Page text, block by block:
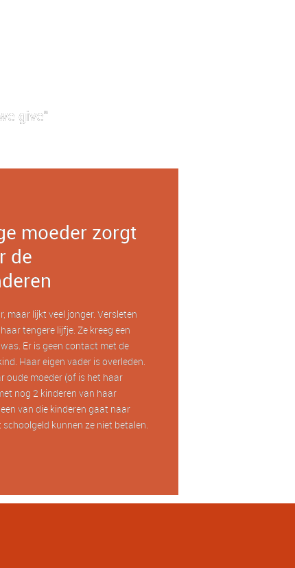
give"
moeder zorgt
de
maar lijkt veel jonger. Versleten
tengere lijfje. Ze kreeg een
Er is geen contact met de
Haar eigen vader is overleden.
oude moeder (of is het haar
nog 2 kinderen van haar
van die kinderen gaat naar
kunnen ze niet betalen.